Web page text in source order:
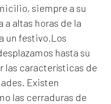
, siempre a su
altas horas de la
un festivo.Los
hasta su
las características de
Existen
las cerraduras de